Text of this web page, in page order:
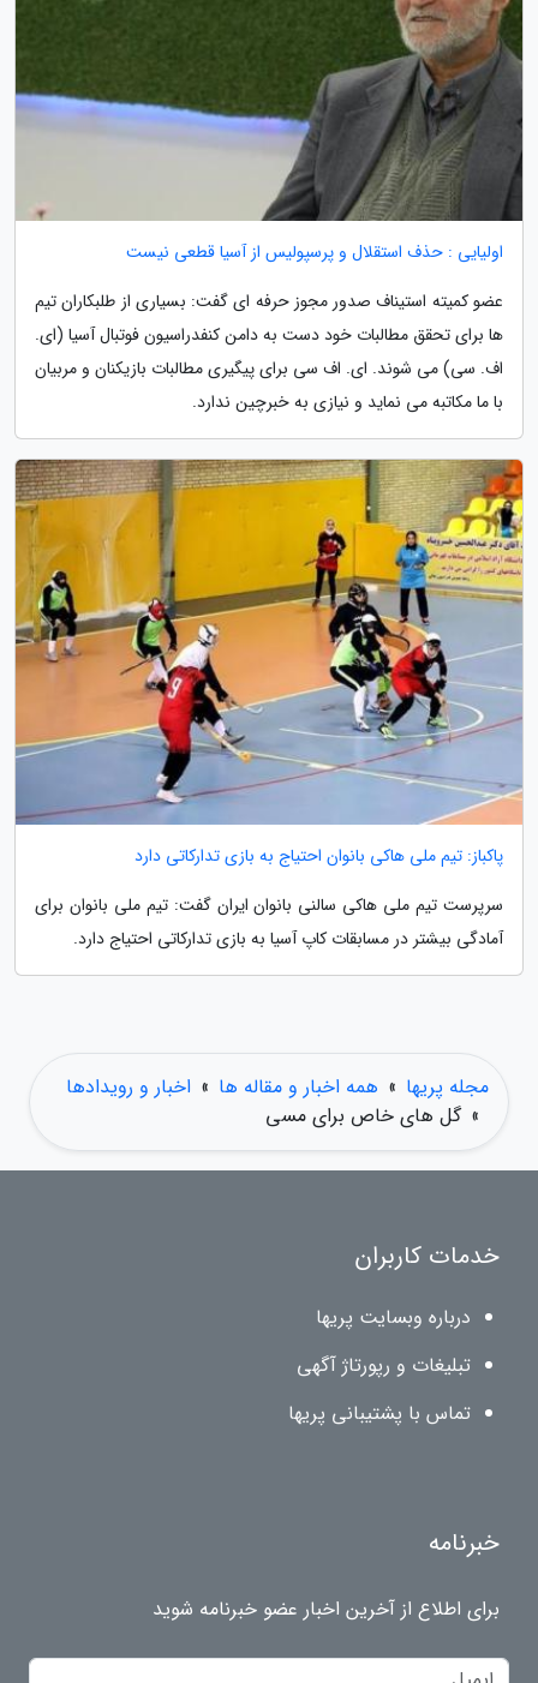
اولیایی : حذف استقلال و پرسپولیس از آسیا قطعی نیست
عضو کمیته استیناف صدور مجوز حرفه ای گفت: بسیاری از طلبکاران تیم
ها برای تحقق مطالبات خود دست به دامن کنفدراسیون فوتبال آسیا (ای.
اف. سی) می شوند. ای. اف سی برای پیگیری مطالبات بازیکنان و مربیان
با ما مکاتبه می نماید و نیازی به خبرچین ندارد.
پاکباز: تیم ملی هاکی بانوان احتیاج به بازی تدارکاتی دارد
سرپرست تیم ملی هاکی سالنی بانوان ایران گفت: تیم ملی بانوان برای
آمادگی بیشتر در مسابقات کاپ آسیا به بازی تدارکاتی احتیاج دارد.
مجله پریها » همه اخبار و مقاله ها » اخبار و رویدادها
» گل های خاص برای مسی
خدمات کاربران
درباره وبسایت پریها
تبلیغات و رپورتاژ آگهی
تماس با پشتیبانی پریها
خبرنامه
برای اطلاع از آخرین اخبار عضو خبرنامه شوید